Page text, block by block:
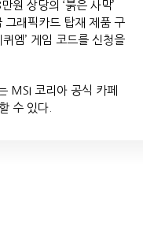
원 상당의 ‘붉은 사막’
그래픽카드 탑재 제품 구
엠’ 게임 코드를 신청을
MSI 코리아 공식 카페
수 있다.